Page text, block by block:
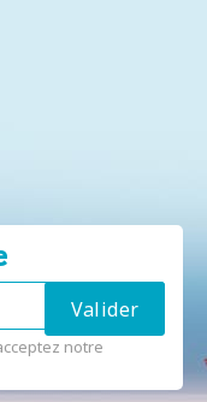
notre